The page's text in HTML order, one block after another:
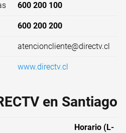
600 200 100
600 200 200
atencioncliente@directv.cl
www.directv.cl
en Santiago
Horario (L-